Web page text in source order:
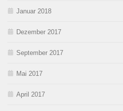
Januar 2018
Dezember 2017
September 2017
Mai 2017
April 2017